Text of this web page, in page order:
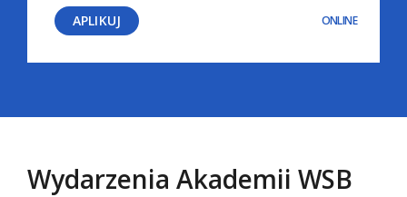
APLIKUJ ONLINE
Wydarzenia Akademii WSB